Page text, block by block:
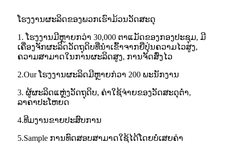
ໂຮງງານຜະລິດຂອງພວກເຮົາມ້ວນວັດສະດຸ
1. ໂຮງງານມີຫຼາຍກວ່າ 30,000 ຕາແມັດຂອງກອງປະຊຸມ, ມີ
ເຄື່ອງຈັກຜະລິດວັດຖຸດິບທີ່ນໍາເຂົ້າຈາກຍີ່ປຸ່ນຄວາມໄວສູງ,
ຄວາມສາມາດໃນການຜະລິດສູງ, ການຈັດສົ່ງໄວ
2.Our ໂຮງງານຜະລິດມີຫຼາຍກ່ວາ 200 ພະນັກງານ
3. ຜູ້ຜະລິດແຫຼ່ງວັດຖຸດິບ, ຄ່າໃຊ້ຈ່າຍຂອງວັດສະດຸຕ່ໍາ,
ລາຄາປະໂຫຍດ
4.ທີມງານຂາຍປະສົບການ
5.Sample ການທົດສອບສາມາດໃຊ້ໄດ້ໂດຍບໍ່ເສຍຄ່າ